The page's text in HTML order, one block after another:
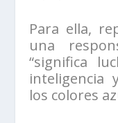
Para ella,
una
“significa
inteligencia
los colores